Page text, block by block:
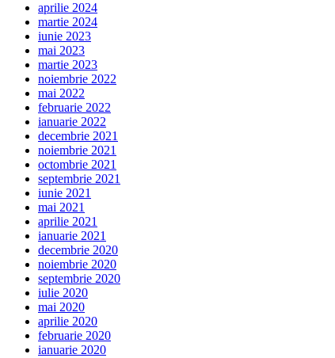
aprilie 2024
martie 2024
iunie 2023
mai 2023
martie 2023
noiembrie 2022
mai 2022
februarie 2022
ianuarie 2022
decembrie 2021
noiembrie 2021
octombrie 2021
septembrie 2021
iunie 2021
mai 2021
aprilie 2021
ianuarie 2021
decembrie 2020
noiembrie 2020
septembrie 2020
iulie 2020
mai 2020
aprilie 2020
februarie 2020
ianuarie 2020